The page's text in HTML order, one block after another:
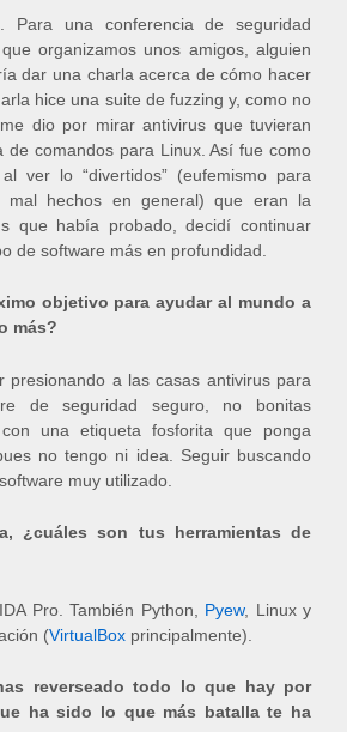
Para una conferencia de seguridad
organizamos unos amigos, alguien
dar una charla acerca de cómo hacer
hice una suite de fuzzing y, como no
dio por mirar antivirus que tuvieran
de comandos para Linux. Así fue como
ver lo “divertidos” (eufemismo para
mal hechos en general) que eran la
que había probado, decidí continuar
de software más en profundidad.
objetivo para ayudar al mundo a
más?
presionando a las casas antivirus para
de seguridad seguro, no bonitas
una etiqueta fosforita que ponga
no tengo ni idea. Seguir buscando
muy utilizado.
¿cuáles son tus herramientas de
Pro. También Python, Pyew, Linux y
(VirtualBox principalmente).
reverseado todo lo que hay por
ha sido lo que más batalla te ha